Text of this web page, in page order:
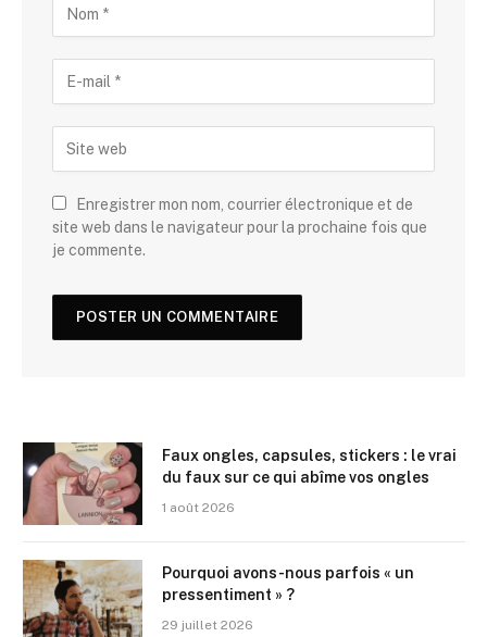
Enregistrer mon nom, courrier électronique et de
site web dans le navigateur pour la prochaine fois que
je commente.
Faux ongles, capsules, stickers : le vrai
du faux sur ce qui abîme vos ongles
1 août 2026
Pourquoi avons-nous parfois « un
pressentiment » ?
29 juillet 2026